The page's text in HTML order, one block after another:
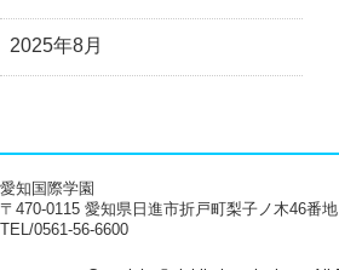
2025年8月
愛知国際学園
〒470-0115 愛知県日進市折戸町梨子ノ木46番地
TEL/0561-56-6600